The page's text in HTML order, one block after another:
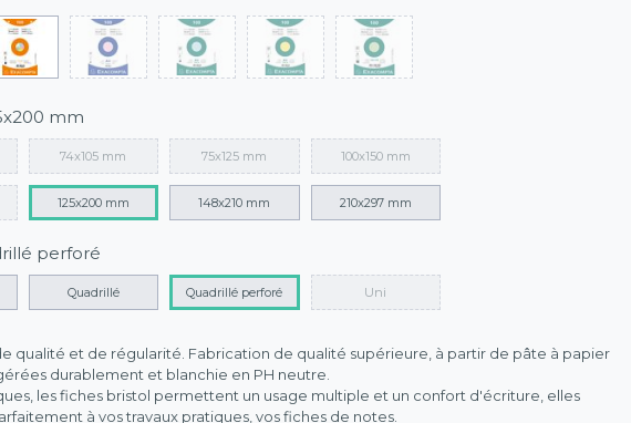
mm
74x105 mm 75x125 mm 100x150 mm
125x200 mm 148x210 mm 210x297 mm
perforé
Quadrillé Quadrillé perforé Uni
qualité et de régularité. Fabrication de qualité supérieure, à partir de pâte à papier
durablement et blanchie en PH neutre.
les fiches bristol permettent un usage multiple et un confort d'écriture, elles
à vos travaux pratiques, vos fiches de notes.